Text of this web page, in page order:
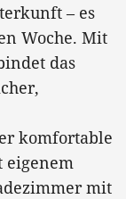
– es
Woche. Mit
das
komfortable
eigenem
mit